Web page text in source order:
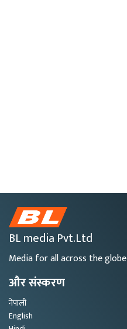
BL media Pvt.Ltd
Media for all across the globe
और संस्करण
नेपाली
English